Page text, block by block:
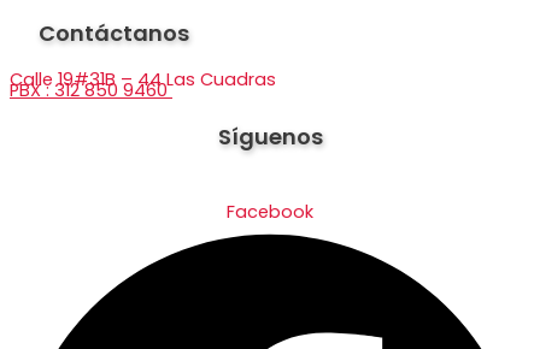
Contáctanos
Calle 19#31B – 44 Las Cuadras
PBX : 312 850 9460
Síguenos
Facebook